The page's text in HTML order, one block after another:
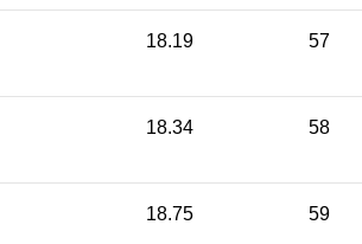
18.19 57
18.34 58
18.75 59